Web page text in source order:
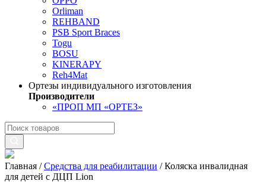
Orliman
REHBAND
PSB Sport Braces
Togu
BOSU
KINERAPY
Reh4Mat
Ортезы индивидуального изготовления
Производители
«ПРОП МП «ОРТЕЗ»
Главная /Средства для реабилитации /Коляска инвалидная
для детей с ДЦП Lion